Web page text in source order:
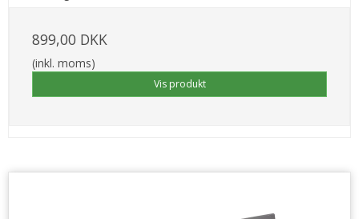
899,00 DKK
(inkl. moms)
Vis produkt